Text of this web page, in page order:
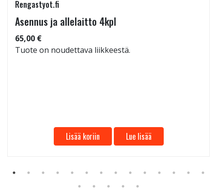
Rengastyot.fi
Asennus ja allelaitto 4kpl
65,00 €
Tuote on noudettava liikkeestä.
Lisää koriin Lue lisää